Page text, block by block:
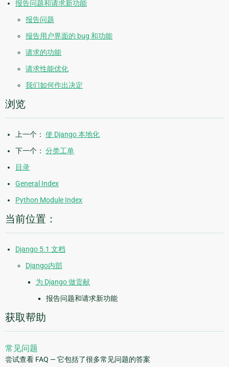
报告问题和请求新功能
报告问题
报告用户界面的 bug 和功能
请求的功能
请求性能优化
我们如何作出决定
浏览
上一个： 使 Django 本地化
下一个： 分类工单
目录
General Index
Python Module Index
当前位置：
Django 5.1 文档
Django内部
为 Django 做贡献
报告问题和请求新功能
获取帮助
常见问题
尝试查看 FAQ — 它包括了很多常见问题的答案